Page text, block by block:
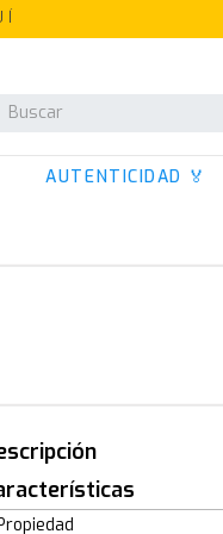
Buscar
AUTENTICIDAD 🏅